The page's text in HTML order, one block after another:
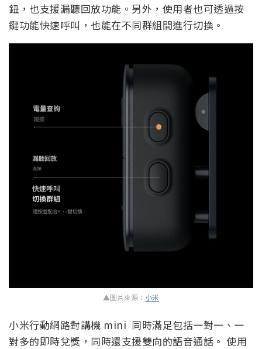
鈕，也支援漏聽回放功能。另外，使用者也可透過按
鍵功能快速呼叫，也能在不同群組間進行切換。
▲圖片來源： 小米
小米行動網路對講機 mini 同時滿足包括一對一、一
對多的即時兌獎，同時還支援雙向的語音通話。 使用